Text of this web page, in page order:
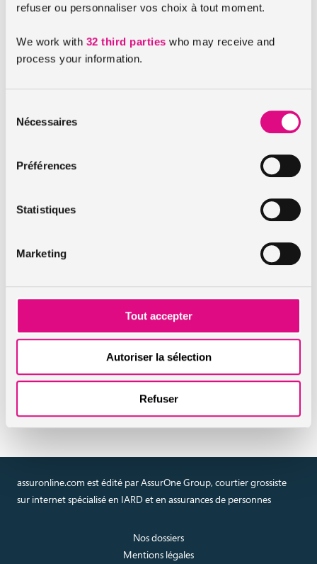
refuser ou personnaliser vos choix à tout moment.
We work with 32 third parties who may receive and
process your information.
Nécessaires
Préférences
Statistiques
Marketing
Tout accepter
Autoriser la sélection
Refuser
BMW réalise en effet le triste exploit de malheureusement
volés en 2014.
Le bonus à vie : attention au discours marketing de
certaines entreprises
Oreillettes et taux d’alcoolémie des jeunes : mesures
mises en place au 30 juin 2015
En savoir plus sur l'assurance
auto
Réaliser un devis en ligne
assurance auto
assuronline.com est édité par AssurOne Group, courtier grossiste
sur internet spécialisé en IARD et en assurances de personnes
Nos dossiers
Mentions légales